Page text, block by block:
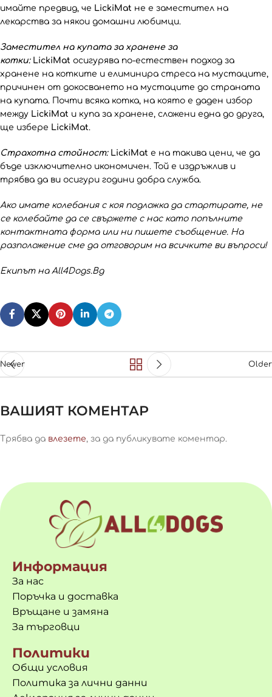
имайте предвид, че LickiMat не е заместител на
лекарства за някои домашни любимци.
Заместител на купата за хранене за
котки: LickiMat осигурява по-естествен подход за
хранене на котките и елиминира стреса на мустаците,
причинен от докосването на мустаците до страната
на купата. Почти всяка котка, на която е даден избор
между LickiMat и купа за хранене, сложени една до друга,
ще избере LickiMat.
Страхотна стойност: LickiMat е на такива цени, че да
бъде изключително икономичен. Той е издръжлив и
трябва да ви осигури години добра служба.
Ако имате колебания с коя подложка да стартирате, не
се колебайте да се свържете с нас като попълните
контактната форма или ни пишете съобщение. На
разположение сме да отговорим на всичките ви въпроси!
Екипът на All4Dogs.Bg
Newer Older
ВАШИЯТ КОМЕНТАР
Трябва да влезете, за да публикувате коментар.
Информация
За нас
Поръчка и доставка
Връщане и замяна
За търговци
Политики
Общи условия
Политика за лични данни